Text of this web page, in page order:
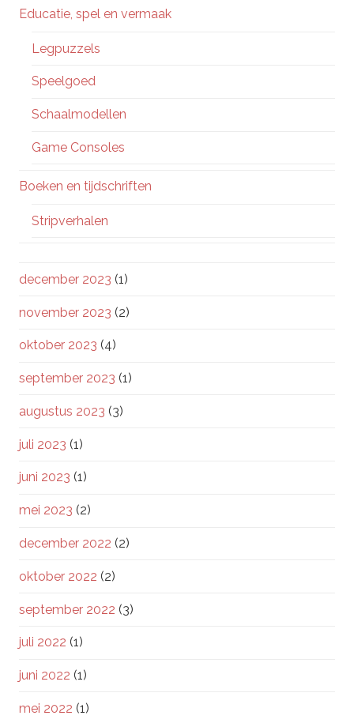
Educatie, spel en vermaak
Legpuzzels
Speelgoed
Schaalmodellen
Game Consoles
Boeken en tijdschriften
Stripverhalen
december 2023 (1)
november 2023 (2)
oktober 2023 (4)
september 2023 (1)
augustus 2023 (3)
juli 2023 (1)
juni 2023 (1)
mei 2023 (2)
december 2022 (2)
oktober 2022 (2)
september 2022 (3)
juli 2022 (1)
juni 2022 (1)
mei 2022 (1)